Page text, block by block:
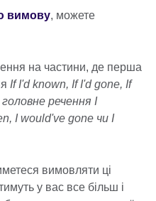
вимову, можете
на частини, де перша
If I'd known, If I'd gone, If
речення I
I would've gone чи I
вимовляти ці
у вас все більш і